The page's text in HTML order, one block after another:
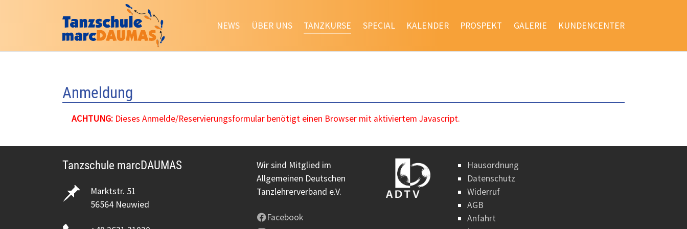
NEWS ÜBER UNS TANZKURSE SPECIAL KALENDER PROSPEKT GALERIE KUNDENCENTER
Anmeldung
ACHTUNG:Dieses Anmelde/Reservierungsformular benötigt einen Browser mit aktiviertem Javascript.
Tanzschule marcDAUMAS
Marktstr. 51
56564 Neuwied
Wir sind Mitglied im
Allgemeinen Deutschen
Tanzlehrerverband e.V.
Facebook
Hausordnung
Datenschutz
Widerruf
AGB
Anfahrt